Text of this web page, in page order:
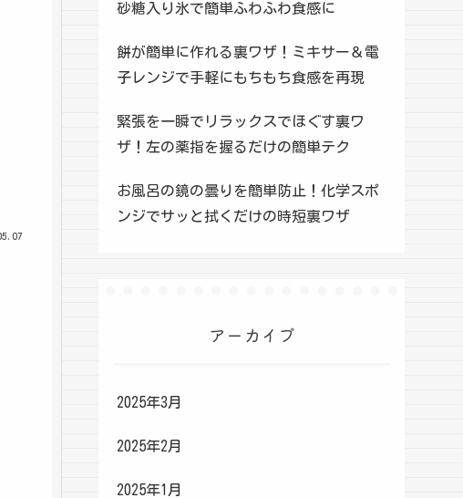
砂糖入り氷で簡単ふわふわ食感に
餅が簡単に作れる裏ワザ！ミキサー＆電
子レンジで手軽にもちもち食感を再現
緊張を一瞬でリラックスでほぐす裏ワ
ザ！左の薬指を握るだけの簡単テク
お風呂の鏡の曇りを簡単防止！化学スポ
ンジでサッと拭くだけの時短裏ワザ
アーカイブ
2025年3月
2025年2月
2025年1月